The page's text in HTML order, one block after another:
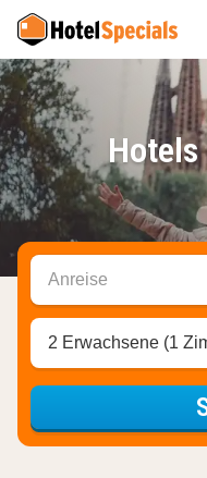
Hotels
Anreise
2 Erwachsene (1